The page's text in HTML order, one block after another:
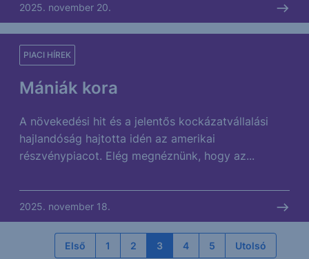
2025. november 20.
Mániák kora
PIACI HÍREK
A növekedési hit és a jelentős kockázatvállalási
hajlandóság hajtotta idén az amerikai
részvénypiacot. Elég megnéznünk, hogy az...
2025. november 18.
Első 1 2 3 4 5 Utolsó